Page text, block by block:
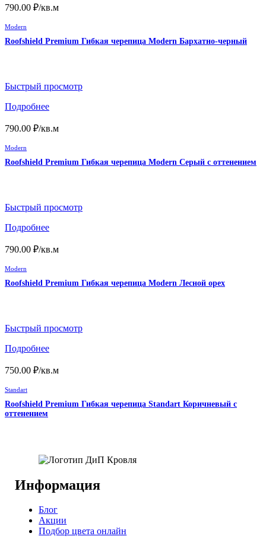
790.00 ₽/кв.м
Modern
Roofshield Premium Гибкая черепица Modern Бархатно-черный
Быстрый просмотр
Подробнее
790.00 ₽/кв.м
Modern
Roofshield Premium Гибкая черепица Modern Серый с оттенением
Быстрый просмотр
Подробнее
790.00 ₽/кв.м
Modern
Roofshield Premium Гибкая черепица Modern Лесной орех
Быстрый просмотр
Подробнее
750.00 ₽/кв.м
Standart
Roofshield Premium Гибкая черепица Standart Коричневый с
оттенением
Информация
Блог
Акции
Подбор цвета онлайн